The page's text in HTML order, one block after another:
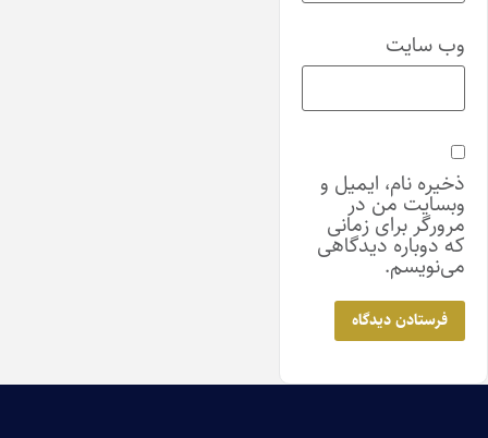
وب‌ سایت
ذخیره نام، ایمیل و
وبسایت من در
مرورگر برای زمانی
که دوباره دیدگاهی
می‌نویسم.